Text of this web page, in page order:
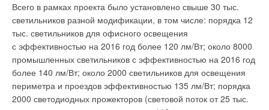
Всего в рамках проекта было установлено свыше 30 тыс.
светильников разной модификации, в том числе: порядка 12
тыс. светильников для офисного освещения
с эффективностью на 2016 год более 120 лм/Вт; около 8000
промышленных светильников с эффективностью на 2016 год
более 140 лм/Вт; около 2000 светильников для освещения
периметра и проездов эффективностью 135 лм/Вт; порядка
2000 светодиодных прожекторов (световой поток от 25 тыс.